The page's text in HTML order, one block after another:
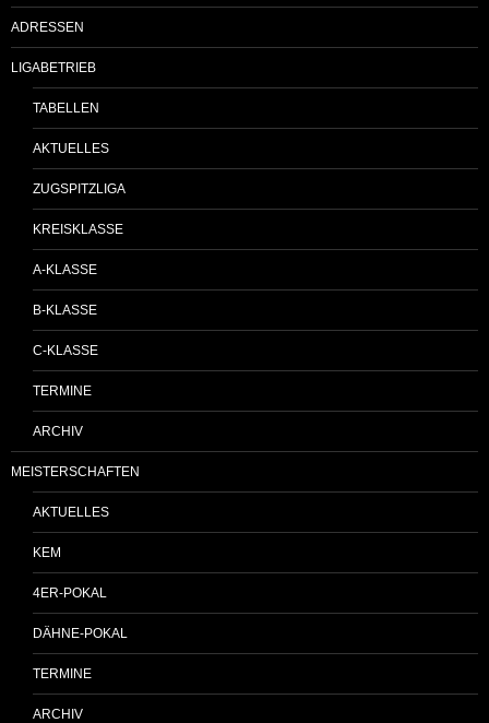
ADRESSEN
LIGABETRIEB
TABELLEN
AKTUELLES
ZUGSPITZLIGA
KREISKLASSE
A-KLASSE
B-KLASSE
C-KLASSE
TERMINE
ARCHIV
MEISTERSCHAFTEN
AKTUELLES
KEM
4ER-POKAL
DÄHNE-POKAL
TERMINE
ARCHIV